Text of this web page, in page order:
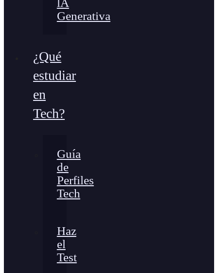
lA
Generativa
¿Qué
estudiar
en
Tech?
Guía
de
Perfiles
Tech
Haz
el
Test